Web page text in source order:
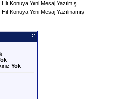
Hit Konuya Yeni Mesaj Yazılmış
Hit Konuya Yeni Mesaj Yazılmamış
Yok